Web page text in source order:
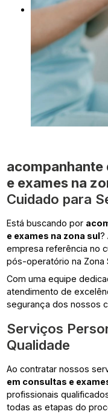
acompanhante
e exames na
Cuidado para
Está buscando por
e exames na zona sul?
empresa referência no
pós-operatório na Zona
Com uma equipe
atendimento de
segurança dos nossos
Serviços
Qualidade
Ao contratar nossos
em consultas e
profissionais
todas as etapas do